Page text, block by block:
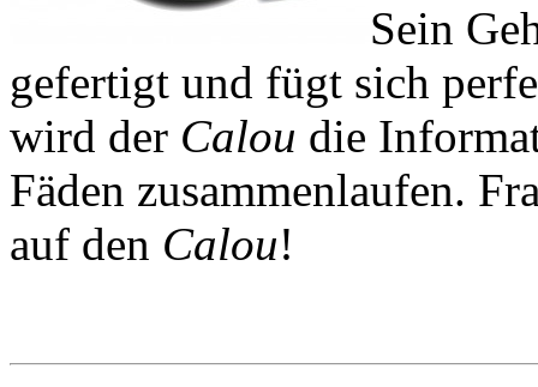
Sein
gefertigt und fügt sich
wird der Calou die
Fäden zusammenlaufen.
auf den Calou!